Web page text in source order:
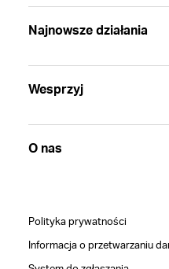
Najnowsze działania
Wesprzyj
O nas
Polityka prywatności
Informacja o przetwarzaniu